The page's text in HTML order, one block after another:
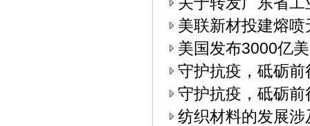
美联新材投建熔喷
美国发布3000亿
守护抗疫，砥砺
守护抗疫，砥砺
纺织材料的发展